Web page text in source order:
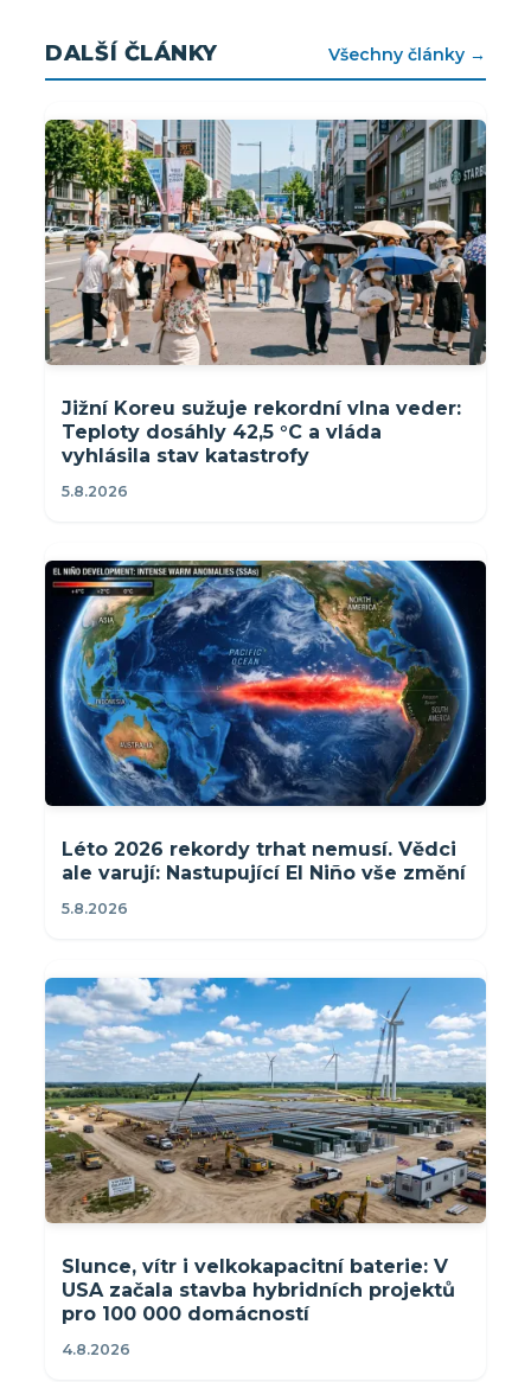
DALŠÍ ČLÁNKY Všechny články →
Jižní Koreu sužuje rekordní vlna veder:
Teploty dosáhly 42,5 °C a vláda
vyhlásila stav katastrofy
5.8.2026
Léto 2026 rekordy trhat nemusí. Vědci
ale varují: Nastupující El Niño vše změní
5.8.2026
Slunce, vítr i velkokapacitní baterie: V
USA začala stavba hybridních projektů
pro 100 000 domácností
4.8.2026